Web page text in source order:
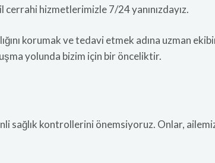
cerrahi hizmetlerimizle 7/24 yanınızdayız.
korumak ve tedavi etmek adına uzman
yolunda bizim için bir önceliktir.
sağlık kontrollerini önemsiyoruz. Onlar,